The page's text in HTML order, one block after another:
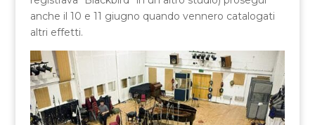
anche il 10 e 11 giugno quando vennero catalogati
altri effetti.